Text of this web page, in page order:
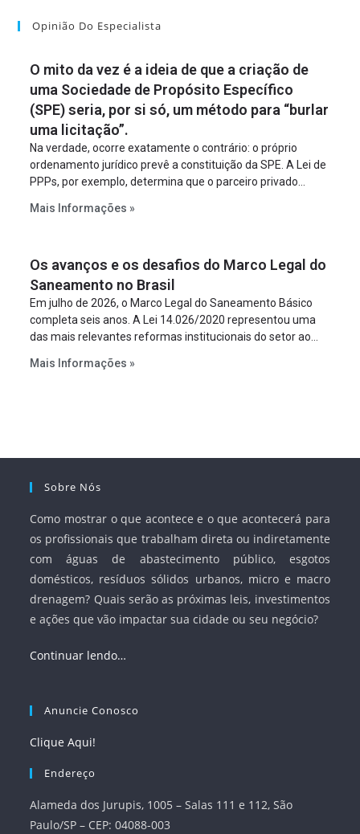
Opinião Do Especialista
O mito da vez é a ideia de que a criação de
uma Sociedade de Propósito Específico
(SPE) seria, por si só, um método para “burlar
uma licitação”.
Na verdade, ocorre exatamente o contrário: o próprio
ordenamento jurídico prevê a constituição da SPE. A Lei de
PPPs, por exemplo, determina que o parceiro privado
empreendimento. Ou seja, a suposta “fraude à licitação” é
projeto a projeto.
Mais Informações »
Os avanços e os desafios do Marco Legal do
Saneamento no Brasil
Em julho de 2026, o Marco Legal do Saneamento Básico
completa seis anos. A Lei 14.026/2020 representou uma
das mais relevantes reformas institucionais do setor ao
serviços, ampliar a participação da iniciativa privada,
Mais Informações »
Sobre Nós
Como mostrar o que acontece e o que acontecerá para
os profissionais que trabalham direta ou indiretamente
com águas de abastecimento público, esgotos
domésticos, resíduos sólidos urbanos, micro e macro
drenagem? Quais serão as próximas leis, investimentos
e ações que vão impactar sua cidade ou seu negócio?
Continuar lendo…
Anuncie Conosco
Clique Aqui!
Endereço
Alameda dos Jurupis, 1005 – Salas 111 e 112, São
Paulo/SP – CEP: 04088-003